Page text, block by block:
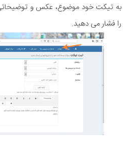
به تیکت خود موضوع، عکس و
را فشار می دهید.